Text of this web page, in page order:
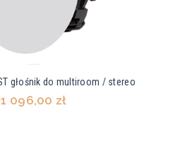
głośnik do multiroom / stereo
1 096,00 zł